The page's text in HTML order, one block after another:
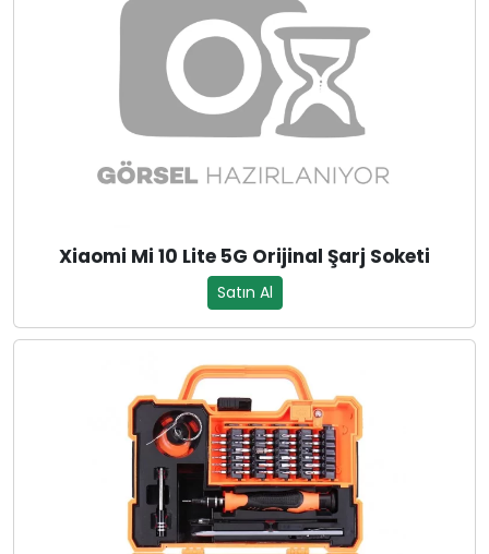
Xiaomi Mi 10 Lite 5G Orijinal Şarj Soketi
Satın Al